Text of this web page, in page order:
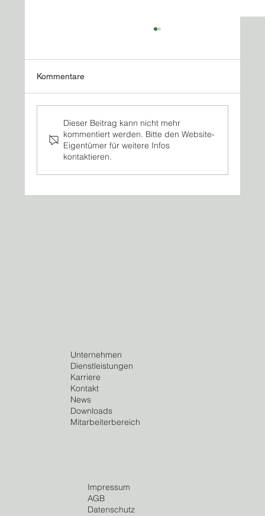
Eindrücke und Erfahrungen
Kommentare
Dieser Beitrag kann nicht mehr
kommentiert werden. Bitte den Website-
Eigentümer für weitere Infos
kontaktieren.
Unternehmen
Dienstleistungen
Karriere
Kontakt
News
Downloads
Mitarbeiterbereich
Impressum
AGB
Datenschutz